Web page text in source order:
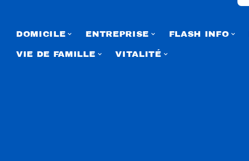
DOMICILE ENTREPRISE FLASH INFO
VIE DE FAMILLE VITALITÉ